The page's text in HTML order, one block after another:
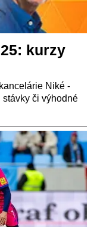
kurzy
Niké -
stávky či výhodné